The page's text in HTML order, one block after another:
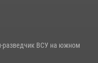
разведчик ВСУ на южном